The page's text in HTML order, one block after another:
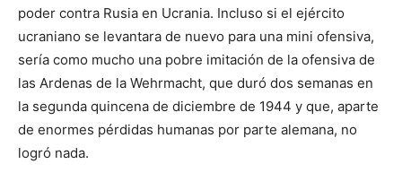
poder contra Rusia en Ucrania. Incluso si el ejército
ucraniano se levantara de nuevo para una mini ofensiva,
sería como mucho una pobre imitación de la ofensiva de
las Ardenas de la Wehrmacht, que duró dos semanas en
la segunda quincena de diciembre de 1944 y que, aparte
de enormes pérdidas humanas por parte alemana, no
logró nada.